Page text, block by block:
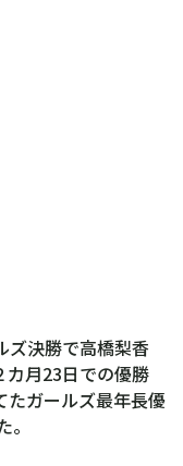
ズ決勝で高橋梨香
カ月23日での優勝
たガールズ最年長優